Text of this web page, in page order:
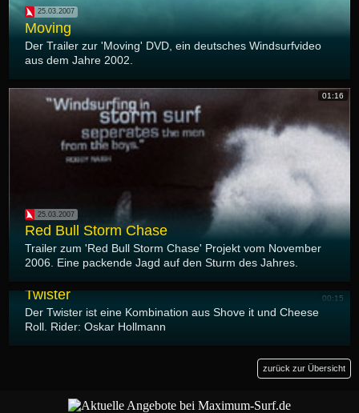
25.03.2007
Moving
Der Trailer zur 'Moving' DVD, ein deutsches Windsurfvideo
aus dem Jahre 2002.
01:16
25.03.2007
Red Bull Storm Chase
Trailer zum 'Red Bull Storm Chase' Projekt vom November
2006. Eine packende Jagd auf den Sturm des Jahres.
00:15
Twister
Der Twister ist eine Kombination aus Shove it und Cheese
Roll. Rider: Oskar Hollmann
zurück zur Übersicht